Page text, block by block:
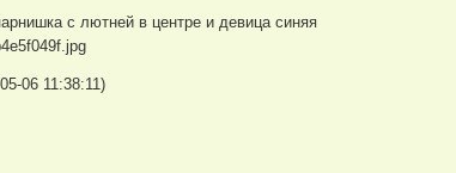
с лютней в центре и девица синяя
06 11:38:11)